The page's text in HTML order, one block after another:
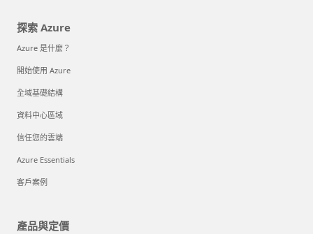
探索 Azure
Azure 是什麼？
開始使用 Azure
全域基礎結構
資料中心區域
信任您的雲端
Azure Essentials
客戶案例
產品與定價